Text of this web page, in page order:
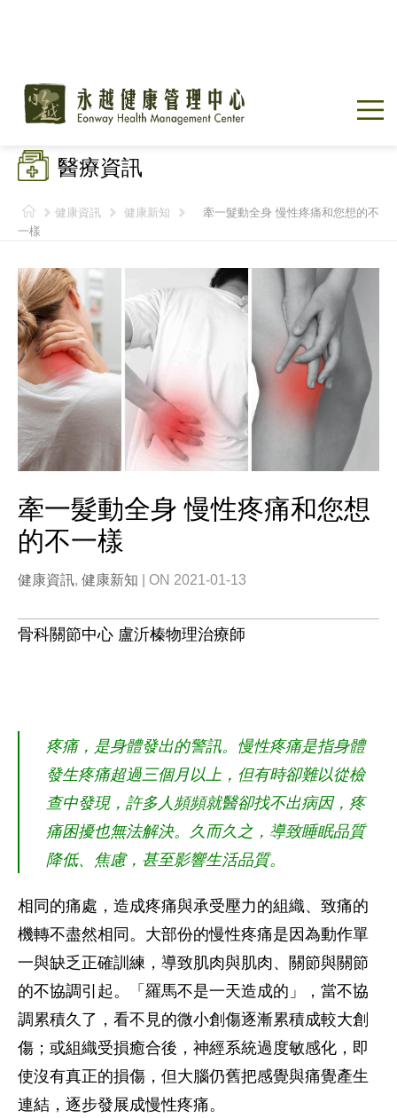
醫療資訊
健康資訊 健康新知
牽一髮動全身 慢性疼痛和您想的不
一樣
牽一髮動全身 慢性疼痛和您想
的不一樣
健康資訊, 健康新知 | ON 2021-01-13
骨科關節中心 盧沂榛物理治療師
疼痛，是身體發出的警訊。慢性疼痛是指身體
發生疼痛超過三個月以上，但有時卻難以從檢
查中發現，許多人頻頻就醫卻找不出病因，疼
痛困擾也無法解決。久而久之，導致睡眠品質
降低、焦慮，甚至影響生活品質。
相同的痛處，造成疼痛與承受壓力的組織、致痛的
機轉不盡然相同。大部份的慢性疼痛是因為動作單
一與缺乏正確訓練，導致肌肉與肌肉、關節與關節
的不協調引起。「羅馬不是一天造成的」，當不協
調累積久了，看不見的微小創傷逐漸累積成較大創
傷；或組織受損癒合後，神經系統過度敏感化，即
使沒有真正的損傷，但大腦仍舊把感覺與痛覺產生
連結，逐步發展成慢性疼痛。